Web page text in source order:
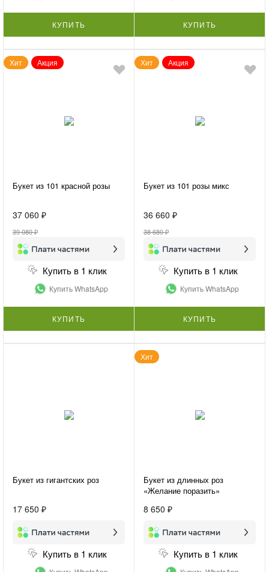
КУПИТЬ КУПИТЬ
Хит Акция
Букет из 101 красной розы
37 060 ₽
39 080 ₽
Купить в 1 клик
Купить WhatsApp
КУПИТЬ
Хит Акция
Букет из 101 розы микс
36 660 ₽
38 680 ₽
Купить в 1 клик
Купить WhatsApp
КУПИТЬ
Букет из гигантских роз
17 650 ₽
Купить в 1 клик
Хит
Букет из длинных роз
«Желание поразить»
8 650 ₽
Купить в 1 клик